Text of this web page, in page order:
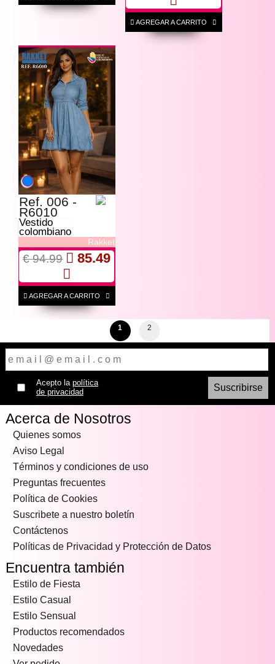
AGREGAR A CARRITO
Ref. 006 -
R6010
Vestido
colombiano
Rakket
€ 94.99 85.49
AGREGAR A CARRITO
1 2
Acepto la política
de privacidad
Acerca de Nosotros
Quienes somos
Aviso Legal
Términos y condiciones de uso
Preguntas frecuentes
Política de Cookies
Suscribete a nuestro boletín
Contáctenos
Políticas de Privacidad y Protección de Datos
Encuentra también
Estilo de Fiesta
Estilo Casual
Estilo Sensual
Productos recomendados
Novedades